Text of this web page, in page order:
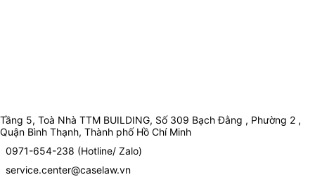
Tầng 5, Toà Nhà TTM BUILDING, Số 309 Bạch Đằng , Phường 2 ,
Quận Bình Thạnh, Thành phố Hồ Chí Minh
0971-654-238 (Hotline/ Zalo)
service.center@caselaw.vn